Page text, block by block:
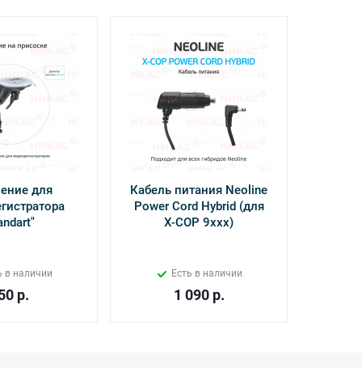
для
в наличии
р.
Кабель питания Neoline
Power Cord Hybrid (для
Х-СОР 9ххх)
Есть в наличии
1 090р.